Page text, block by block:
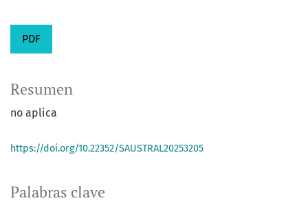
PDF
Palabras clave
Resumen
no aplica
https://doi.org/10.22352/SAUSTRAL20253205